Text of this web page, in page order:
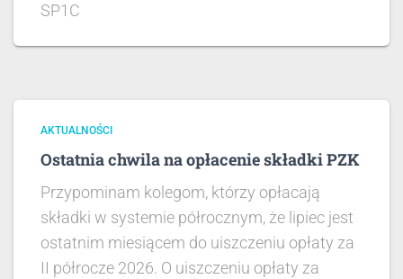
SP1C
AKTUALNOŚCI
Ostatnia chwila na opłacenie składki PZK
Przypominam kolegom, którzy opłacają
składki w systemie półrocznym, że lipiec jest
ostatnim miesiącem do uiszczeniu opłaty za
II półrocze 2026. O uiszczeniu opłaty za